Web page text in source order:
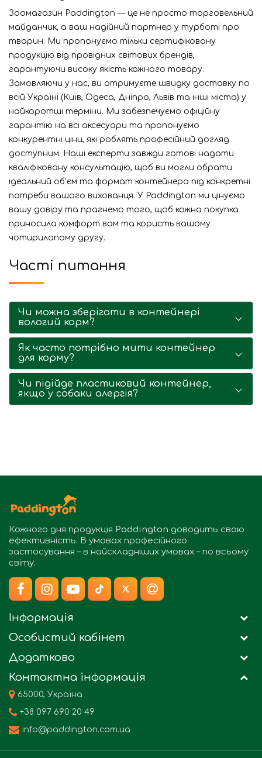
Зоомагазин Paddington — це не просто торговельний
майданчик, а ваш надійний партнер у турботі про
тварин. Ми пропонуємо тільки сертифіковану
продукцію від провідних світових брендів,
гарантуючи високу якість кожного товару.
Замовляючи у нас, ви отримуєте швидку доставку по
всій Україні (Київ, Одеса, Дніпро, Львів та інші міста) у
найкоротші терміни. Ми забезпечуємо офіційну
гарантію на всі аксесуари та пропонуємо
конкурентні ціни, які роблять професійний догляд
доступним. Наші експерти завжди готові надати
кваліфіковану консультацію, щоб ви могли обрати
ідеальний об'єм та формат контейнера під конкретні
потреби вашого вихованця. У Paddington ми цінуємо
вашу довіру та прагнемо того, щоб кожна покупка
приносила комфорт вам та користь вашому
чотирилапому другу.
Часті питання
Чи можна зберігати в контейнері
вологий корм?
Як часто потрібно мити контейнер
для корму?
Чи підійде пластиковий контейнер,
якщо у собаки алергія?
Кожного дня продукція Paddington доводить свою
ефективність. В умовах професійного
застосування – в найскладніших умовах – по всьому
світу.
Інформація
Особистий кабінет
Додатково
Контактна інформація
65000, Україна
+38 097 690 20 49
info@paddington.com.ua